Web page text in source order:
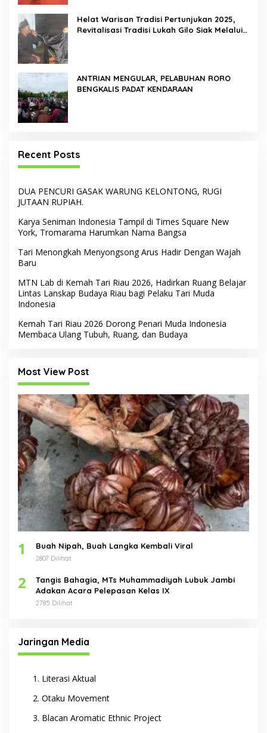
Helat Warisan Tradisi Pertunjukan 2025,
Revitalisasi Tradisi Lukah Gilo Siak Melalui
ANTRIAN MENGULAR, PELABUHAN RORO
BENGKALIS PADAT KENDARAAN
Recent Posts
DUA PENCURI GASAK WARUNG KELONTONG, RUGI
JUTAAN RUPIAH.
Karya Seniman Indonesia Tampil di Times Square New
York, Tromarama Harumkan Nama Bangsa
Tari Menongkah Menyongsong Arus Hadir Dengan Wajah
Baru
MTN Lab di Kemah Tari Riau 2026, Hadirkan Ruang Belajar
Lintas Lanskap Budaya Riau bagi Pelaku Tari Muda
Indonesia
Kemah Tari Riau 2026 Dorong Penari Muda Indonesia
Membaca Ulang Tubuh, Ruang, dan Budaya
Most View Post
1 Buah Nipah, Buah Langka Kembali Viral
2807 Dilihat
2
Tangis Bahagia, MTs Muhammadiyah Lubuk Jambi
Adakan Acara Pelepasan Kelas IX
2785 Dilihat
Jaringan Media
Literasi Aktual
Otaku Movement
Blacan Aromatic Ethnic Project